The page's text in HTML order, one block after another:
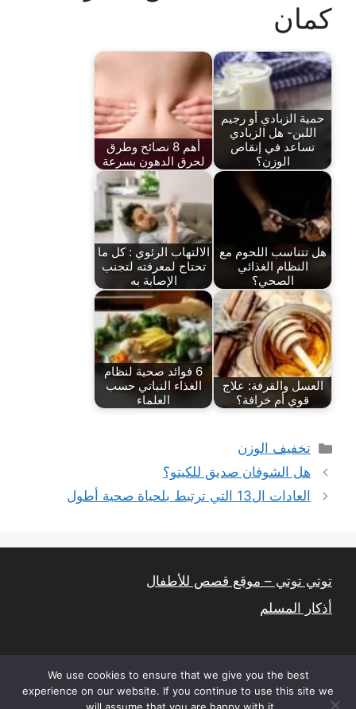
كمان
حمية الزبادي أو رجيم
اللبن- هل الزبادي
تساعد في إنقاص
الوزن؟
أهم 8 نصائح وطرق
لحرق الدهون بسرعة
هل تتناسب اللحوم مع
النظام الغذائي
الصحي؟
الالتهاب الرئوي : كل ما
تحتاج لمعرفته لتجنب
الإصابة به
العسل والقرفة: علاج
قوي أم خرافة؟
6 فوائد صحية لنظام
الغذاء النباتي حسب
العلماء
التصنيفات
تخفيف الوزن
هل الشوفان صديق للكيتو؟
العادات ال13 التي ترتبط بلحياة صحية أطول
توتي توتي – موقع قصص للأطفال
أذكار المسلم
We use cookies to ensure that we give you the best
experience on our website. If you continue to use this site we